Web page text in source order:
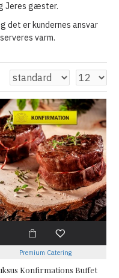
Jeres gæster.
det er kundernes ansvar
varm.
Premium Catering
Konfirmations Buffet